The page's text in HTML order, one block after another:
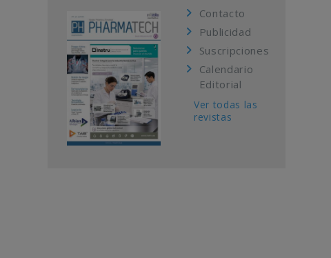
Contacto
Publicidad
Suscripciones
Calendario
Editorial
Ver todas las
revistas